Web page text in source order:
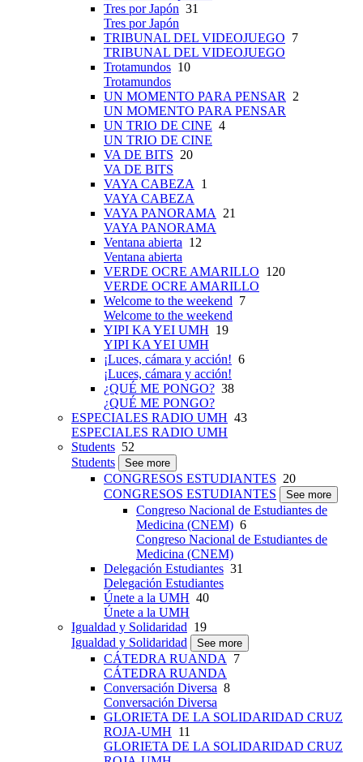
Tres por Japón 31
Tres por Japón
TRIBUNAL DEL VIDEOJUEGO 7
TRIBUNAL DEL VIDEOJUEGO
Trotamundos 10
Trotamundos
UN MOMENTO PARA PENSAR
2
UN MOMENTO PARA PENSAR
UN TRIO DE CINE 4
UN TRIO DE CINE
VA DE BITS 20
VA DE BITS
VAYA CABEZA
1
VAYA CABEZA
VAYA PANORAMA
21
VAYA PANORAMA
Ventana abierta 12
Ventana abierta
VERDE OCRE AMARILLO 120
VERDE OCRE AMARILLO
Welcome to the weekend 7
Welcome to the weekend
YIPI KA YEI UMH 19
YIPI KA YEI UMH
¡Luces, cámara y acción! 6
¡Luces, cámara y acción!
¿QUÉ ME PONGO? 38
¿QUÉ ME PONGO?
ESPECIALES RADIO UMH 43
ESPECIALES RADIO UMH
Students 52
Students
See more
CONGRESOS ESTUDIANTES 20
CONGRESOS ESTUDIANTES
See more
Congreso Nacional de Estudiantes de
Medicina (CNEM) 6
Congreso Nacional de Estudiantes de
Medicina (CNEM)
Delegación Estudiantes 31
Delegación Estudiantes
Únete a la UMH 40
Únete a la UMH
Igualdad y Solidaridad 19
Igualdad y Solidaridad
See more
CÁTEDRA RUANDA
7
CÁTEDRA RUANDA
Conversación Diversa 8
Conversación Diversa
GLORIETA DE LA SOLIDARIDAD CRUZ
ROJA-UMH 11
GLORIETA DE LA SOLIDARIDAD CRUZ